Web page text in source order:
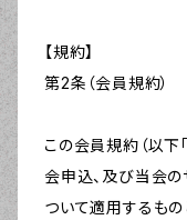
【規約】
第2条（会員規約）
この会員規約（以下
会申込、及び当会
ついて適用するもの